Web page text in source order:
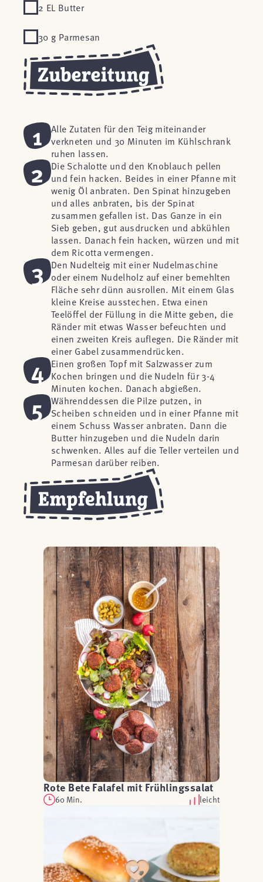
2 EL Butter
30 g Parmesan
1
Alle Zutaten für den Teig miteinander
verkneten und 30 Minuten im Kühlschrank
ruhen lassen.
2
Die Schalotte und den Knoblauch pellen
und fein hacken. Beides in einer Pfanne mit
wenig Öl anbraten. Den Spinat hinzugeben
und alles anbraten, bis der Spinat
zusammen gefallen ist. Das Ganze in ein
Sieb geben, gut ausdrucken und abkühlen
lassen. Danach fein hacken, würzen und mit
dem Ricotta vermengen.
3
Den Nudelteig mit einer Nudelmaschine
oder einem Nudelholz auf einer bemehlten
Fläche sehr dünn ausrollen. Mit einem Glas
kleine Kreise ausstechen. Etwa einen
Teelöffel der Füllung in die Mitte geben, die
Ränder mit etwas Wasser befeuchten und
einen zweiten Kreis auflegen. Die Ränder mit
einer Gabel zusammendrücken.
4
Einen großen Topf mit Salzwasser zum
Kochen bringen und die Nudeln für 3-4
Minuten kochen. Danach abgießen.
5
Währenddessen die Pilze putzen, in
Scheiben schneiden und in einer Pfanne mit
einem Schuss Wasser anbraten. Dann die
Butter hinzugeben und die Nudeln darin
schwenken. Alles auf die Teller verteilen und
Parmesan darüber reiben.
Rote Bete Falafel mit Frühlingssalat
60 Min. leicht